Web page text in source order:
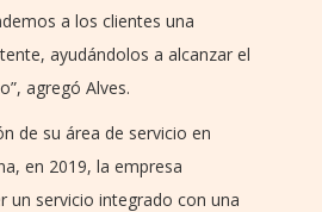
a los clientes una
ayudándolos a alcanzar el
agregó Alves.
de su área de servicio en
en 2019, la empresa
un servicio integrado con una